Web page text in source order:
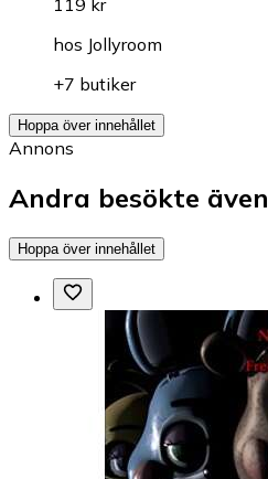
119 kr
hos Jollyroom
+7 butiker
Hoppa över innehållet
Annons
Andra besökte även
Hoppa över innehållet